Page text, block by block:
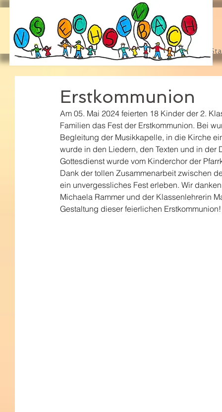
Erstkommunion
Am 05. Mai 2024 feierten 18 Kinder der 2.
Familien das Fest der Erstkommunion. Bei
Begleitung der Musikkapelle, in die Kirche
wurde in den Liedern, den Texten und in
Gottesdienst wurde vom Kinderchor der
Dank der tollen Zusammenarbeit zwischen
ein unvergessliches Fest erleben. Wir
Michaela Rammer und der Klassenlehrerin
Gestaltung dieser feierlichen Erstkommunion!